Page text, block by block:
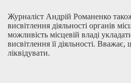
Журналіст Андрій Романенко
висвітлення діяльності органів
можливість місцевій владі
висвітлення її діяльності.
ліквідувати.